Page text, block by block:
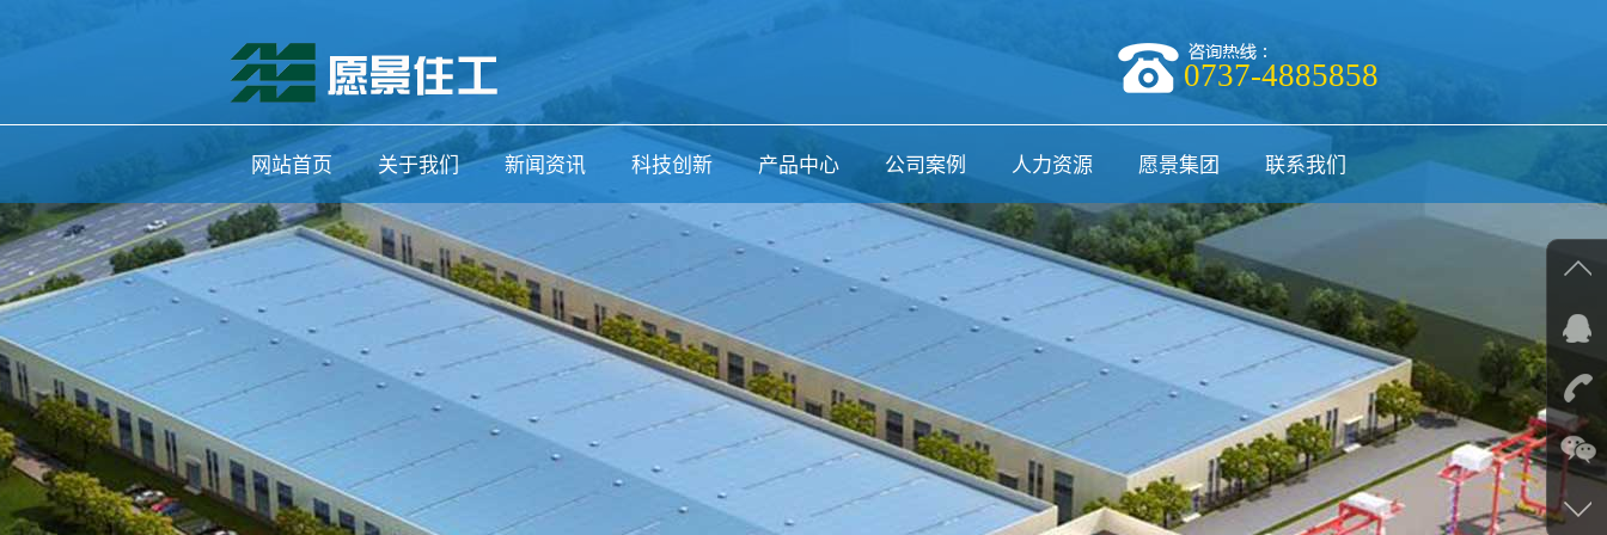
0737-4885858
网站首页 关于我们
公司简介
联系我们
新闻资讯
行业新闻
媒体报道
信息公示
科技创新 产品中心
装配式装修
预制构件
节能门窗
装饰一体化
生物质木塑
环保涂料
公司案例
公司案例
人力资源 愿景集团 联系我们